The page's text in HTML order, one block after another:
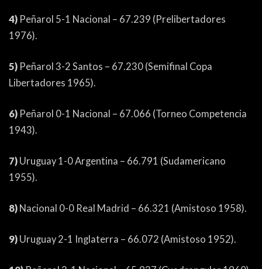
4) Peñarol 5-1 Nacional – 67.239 (Prelibertadores
1976).
5) Peñarol 3-2 Santos – 67.230 (Semifinal Copa
Libertadores 1965).
6) Peñarol 0-1 Nacional – 67.066 (Torneo Competencia
1943).
7) Uruguay 1-0 Argentina – 66.791 (Sudamericano
1955).
8) Nacional 0-0 Real Madrid – 66.321 (Amistoso 1958).
9) Uruguay 2-1 Inglaterra – 66.072 (Amistoso 1952).